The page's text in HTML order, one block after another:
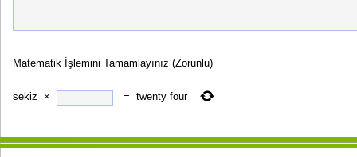
Matematik İşlemini Tamamlayınız (Zorunlu)
sekiz × = twenty four